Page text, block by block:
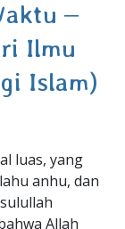
–
Ilmu
Islam)
luas, yang
anhu, dan
Allah